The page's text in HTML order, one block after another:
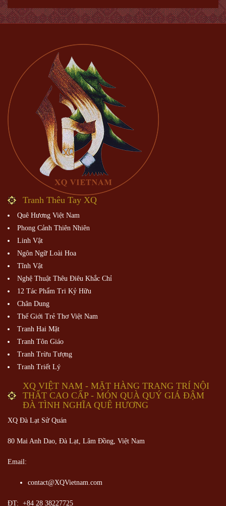
Tranh Thêu Tay XQ
Quê Hương Việt Nam
Phong Cảnh Thiên Nhiên
Linh Vật
Ngôn Ngữ Loài Hoa
Tĩnh Vật
Nghệ Thuật Thêu Điêu Khắc Chỉ
12 Tác Phẩm Tri Kỷ Hữu
Chân Dung
Thế Giới Trẻ Thơ Việt Nam
Tranh Hai Mặt
Tranh Tôn Giáo
Tranh Trừu Tượng
Tranh Triết Lý
XQ VIỆT NAM - MẶT HÀNG TRANG TRÍ NỘI
THẤT CAO CẤP - MÓN QUÀ QUÝ GIÁ ĐẬM
ĐÀ TÌNH NGHĨA QUÊ HƯƠNG
XQ Đà Lạt Sử Quán
80 Mai Anh Dao, Đà Lạt, Lâm Đồng, Việt Nam
Email:
contact@XQVietnam.com
ĐT: +84 28 38227725